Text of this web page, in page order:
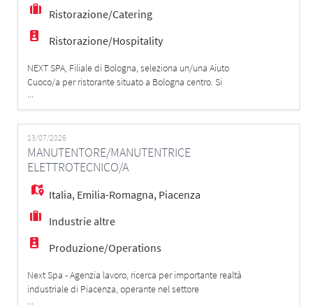
Ristorazione/Catering
Ristorazione/Hospitality
NEXT SPA, Filiale di Bologna, seleziona un/una Aiuto
Cuoco/a per ristorante situato a Bologna centro. Si
valutano profili Junior con volontà di crescita
professionale e di lavorare in squadra. Richiesti: -
Breve esperienza pregressa nella mansione o Diploma
Alberghiero; - Disponibilità a lavorare su turni; -
Disponibilità immediata. La
...
13/07/2026
MANUTENTORE/MANUTENTRICE
ELETTROTECNICO/A
Italia, Emilia-Romagna, Piacenza
Industrie altre
Produzione/Operations
Next Spa - Agenzia lavoro, ricerca per importante realtà
industriale di Piacenza, operante nel settore
...